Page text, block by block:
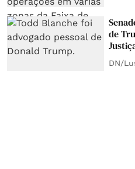
de
DN/